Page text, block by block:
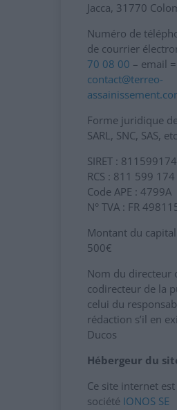
Jacca, 31770
Numéro de
de courrier
70 08 00 – email =
contact@terreo-
Forme juridique
SARL, SNC, SAS,
SIRET :
RCS : 811 599 174
Code APE : 4799A
N° TVA : FR
Montant du
500€
Nom du directeur
codirecteur de la
celui du
rédaction s’il en
Ducos
Hébergeur du
Ce site internet
société IONOS SE